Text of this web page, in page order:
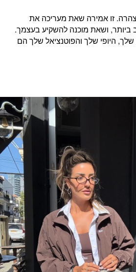
אמירה שאת מעריכה את
ביותר, ושאת מוכנה להשקיע בעצמך.
היופי שלך והפוטנציאל שלך הם